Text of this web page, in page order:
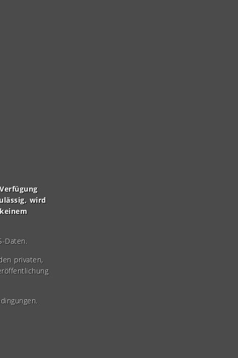
wird
Daten.
privaten,